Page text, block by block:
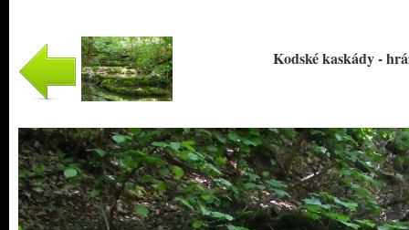
Kodské kaskády -